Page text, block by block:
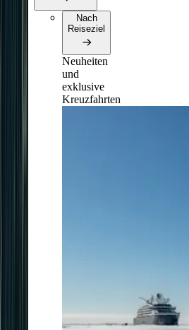
Nach
Reiseziel
Neuheiten
und
exklusive
Kreuzfahrten